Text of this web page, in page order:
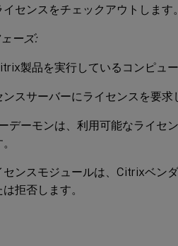
センスをチェックアウトします。
ーズ:
製品を実行しているコンピュー
スサーバーにライセンスを要求
デーモンは、利用可能なライセ
センスモジュールは、Citrixベン
拒否します。